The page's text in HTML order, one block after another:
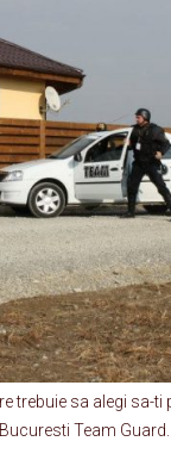
trebuie sa alegi sa-
Team Guard.